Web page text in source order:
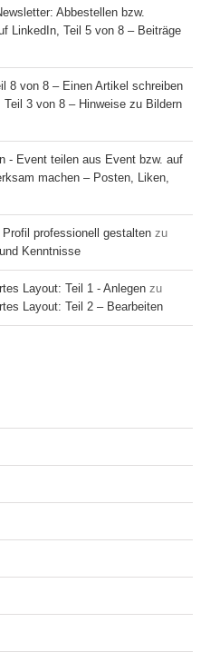
Abbestellen bzw.
LinkedIn, Teil 5 von 8 – Beiträge
8 von 8 – Einen Artikel schreiben
3 von 8 – Hinweise zu Bildern
- Event teilen aus Event bzw. auf
machen – Posten, Liken,
professionell gestalten zu
Kenntnisse
Layout: Teil 1 - Anlegen zu
Layout: Teil 2 – Bearbeiten